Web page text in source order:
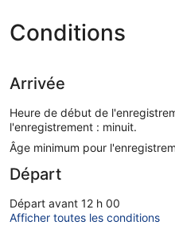
Conditions
Arrivée
Heure de début de
l'enregistrement : minuit.
Âge minimum pour
Départ
Départ avant 12 h 00
Afficher toutes les conditions